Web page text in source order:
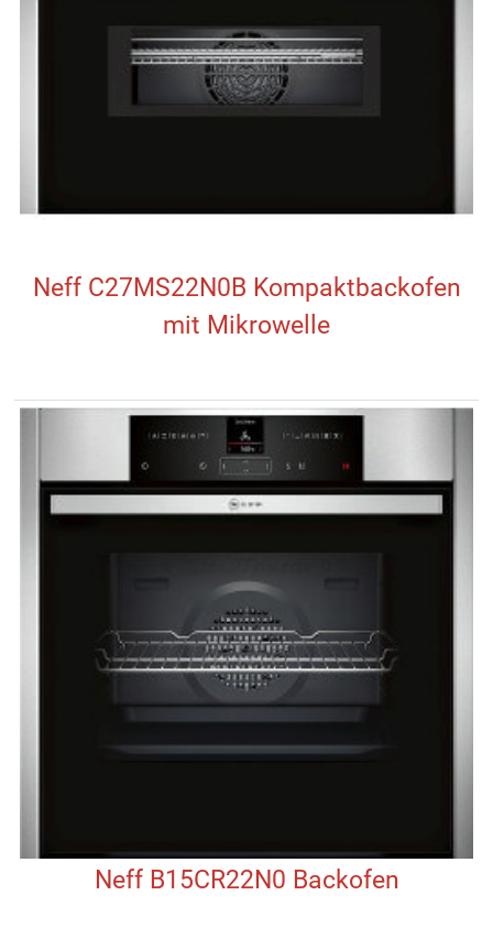
Neff C27MS22N0B Kompaktbackofen
mit Mikrowelle
Neff B15CR22N0 Backofen